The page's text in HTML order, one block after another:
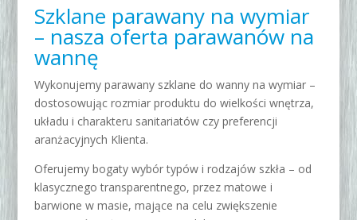
Szklane parawany na wymiar
– nasza oferta parawanów na
wannę
Wykonujemy parawany szklane do wanny na wymiar –
dostosowując rozmiar produktu do wielkości wnętrza,
układu i charakteru sanitariatów czy preferencji
aranżacyjnych Klienta.
Oferujemy bogaty wybór typów i rodzajów szkła – od
klasycznego transparentnego, przez matowe i
barwione w masie, mające na celu zwiększenie